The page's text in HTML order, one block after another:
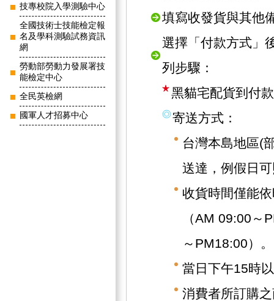
技專校院入學測驗中心
全國技術士技能檢定報
名及學科測驗試務資訊
網
勞動部勞動力發展署技
能檢定中心
全民英檢網
國軍人才招募中心
填寫收發貨與其他
選擇「付款方式」
列步驟：
黑貓宅配貨到付
寄送方式：
台灣本島地區(
送達，例假日
收貨時間僅能
（AM 09:00～
～PM18:00）。
當日下午15時
消費者所訂購